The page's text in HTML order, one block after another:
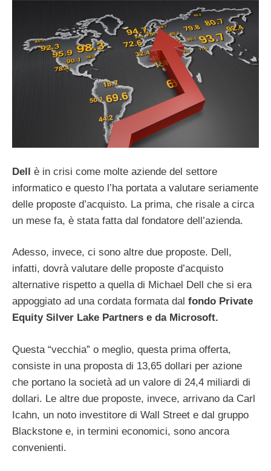
Dell è in crisi come molte aziende del settore
informatico e questo l’ha portata a valutare seriamente
delle proposte d’acquisto. La prima, che risale a circa
un mese fa, è stata fatta dal fondatore dell’azienda.
Adesso, invece, ci sono altre due proposte. Dell,
infatti, dovrà valutare delle proposte d’acquisto
alternative rispetto a quella di Michael Dell che si era
appoggiato ad una cordata formata dal fondo Private
Equity Silver Lake Partners e da Microsoft.
Questa “vecchia” o meglio, questa prima offerta,
consiste in una proposta di 13,65 dollari per azione
che portano la società ad un valore di 24,4 miliardi di
dollari. Le altre due proposte, invece, arrivano da Carl
Icahn, un noto investitore di Wall Street e dal gruppo
Blackstone e, in termini economici, sono ancora
convenienti.